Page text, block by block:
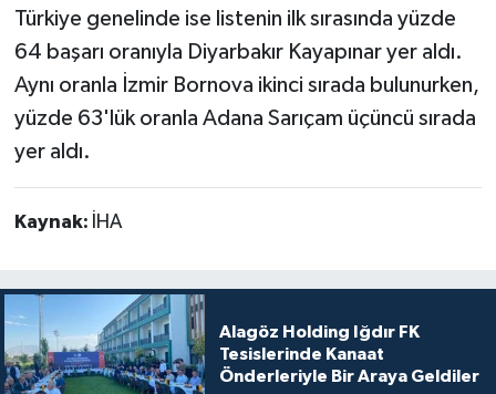
Türkiye genelinde ise listenin ilk sırasında yüzde
64 başarı oranıyla Diyarbakır Kayapınar yer aldı.
Aynı oranla İzmir Bornova ikinci sırada bulunurken,
yüzde 63'lük oranla Adana Sarıçam üçüncü sırada
yer aldı.
Kaynak: İHA
Alagöz Holding Iğdır FK
Tesislerinde Kanaat
Önderleriyle Bir Araya Geldiler